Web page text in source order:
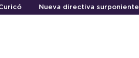
Nueva directiva surponiente